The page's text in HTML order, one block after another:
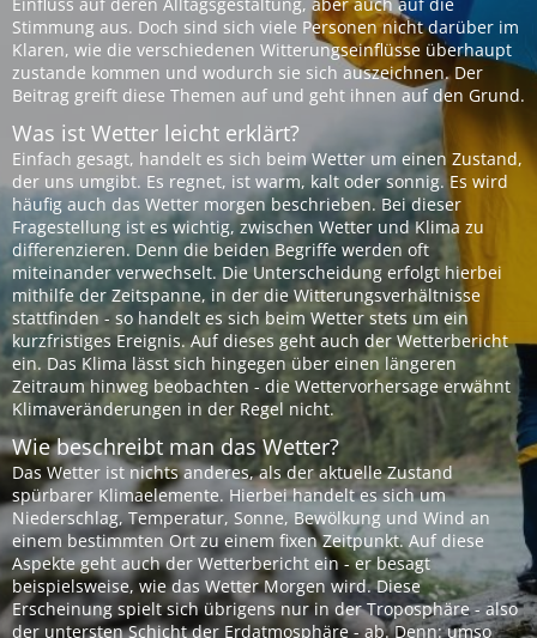
Stimmung aus. Doch sind sich viele Personen nicht darüber im
Klaren, wie die verschiedenen Witterungseinflüsse überhaupt
zustande kommen und wodurch sie sich auszeichnen. Der
Beitrag greift diese Themen auf und geht ihnen auf den Grund.
Was ist Wetter leicht erklärt?
Einfach gesagt, handelt es sich beim Wetter um einen Zustand,
der uns umgibt. Es regnet, ist warm, kalt oder sonnig. Es wird
häufig auch das Wetter morgen beschrieben. Bei dieser
Fragestellung ist es wichtig, zwischen Wetter und Klima zu
differenzieren. Denn die beiden Begriffe werden oft
miteinander verwechselt. Die Unterscheidung erfolgt hierbei
mithilfe der Zeitspanne, in der die Witterungsverhältnisse
stattfinden - so handelt es sich beim Wetter stets um ein
kurzfristiges Ereignis. Auf dieses geht auch der Wetterbericht
ein. Das Klima lässt sich hingegen über einen längeren
Zeitraum hinweg beobachten - die Wettervorhersage erwähnt
Klimaveränderungen in der Regel nicht.
Wie beschreibt man das Wetter?
Das Wetter ist nichts anderes, als der aktuelle Zustand
spürbarer Klimaelemente. Hierbei handelt es sich um
Niederschlag, Temperatur, Sonne, Bewölkung und Wind an
einem bestimmten Ort zu einem fixen Zeitpunkt. Auf diese
Aspekte geht auch der Wetterbericht ein - er besagt
beispielsweise, wie das Wetter Morgen wird. Diese
Erscheinung spielt sich übrigens nur in der Troposphäre - also
der untersten Schicht der Erdatmosphäre - ab. Denn: umso